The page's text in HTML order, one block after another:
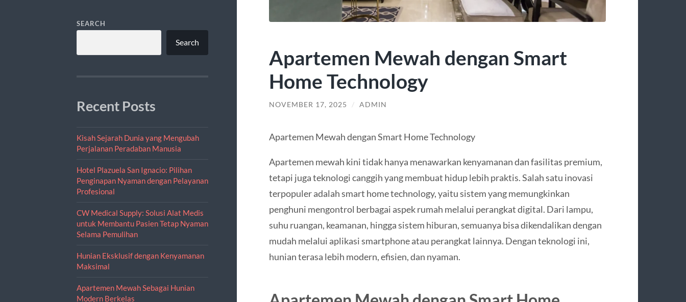
SEARCH
Search
Recent Posts
Kisah Sejarah Dunia yang Mengubah
Perjalanan Peradaban Manusia
Hotel Plazuela San Ignacio: Pilihan
Penginapan Nyaman dengan Pelayanan
Profesional
CW Medical Supply: Solusi Alat Medis
untuk Membantu Pasien Tetap Nyaman
Selama Pemulihan
Hunian Eksklusif dengan Kenyamanan
Maksimal
Apartemen Mewah Sebagai Hunian
Modern Berkelas
Apartemen Mewah dengan Smart
Home Technology
NOVEMBER 17, 2025 / ADMIN
Apartemen Mewah dengan Smart Home Technology
Apartemen mewah kini tidak hanya menawarkan kenyamanan dan fasilitas premium,
tetapi juga teknologi canggih yang membuat hidup lebih praktis. Salah satu inovasi
terpopuler adalah smart home technology, yaitu sistem yang memungkinkan
penghuni mengontrol berbagai aspek rumah melalui perangkat digital. Dari lampu,
suhu ruangan, keamanan, hingga sistem hiburan, semuanya bisa dikendalikan dengan
mudah melalui aplikasi smartphone atau perangkat lainnya. Dengan teknologi ini,
hunian terasa lebih modern, efisien, dan nyaman.